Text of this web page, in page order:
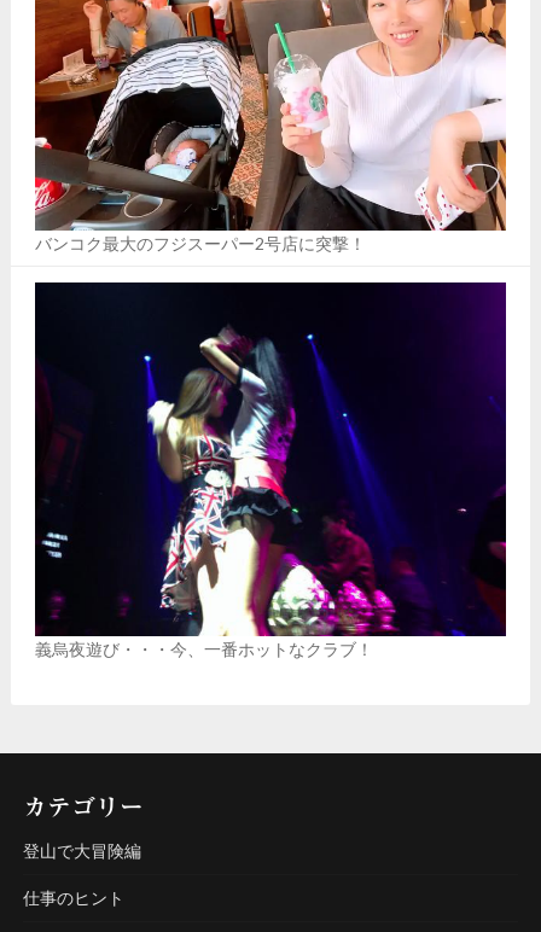
バンコク最大のフジスーパー2号店に突撃！
義烏夜遊び・・・今、一番ホットなクラブ！
カテゴリー
登山で大冒険編
仕事のヒント